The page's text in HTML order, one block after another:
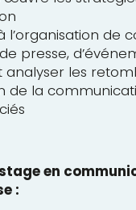
l’organisation de
presse,
analyser les
de la
stage en
: